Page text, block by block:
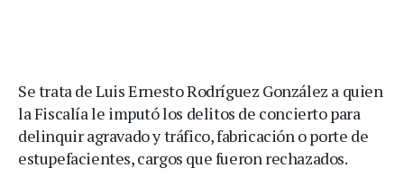
Se trata de Luis Ernesto Rodríguez González a quien
la Fiscalía le imputó los delitos de concierto para
delinquir agravado y tráfico, fabricación o porte de
estupefacientes, cargos que fueron rechazados.